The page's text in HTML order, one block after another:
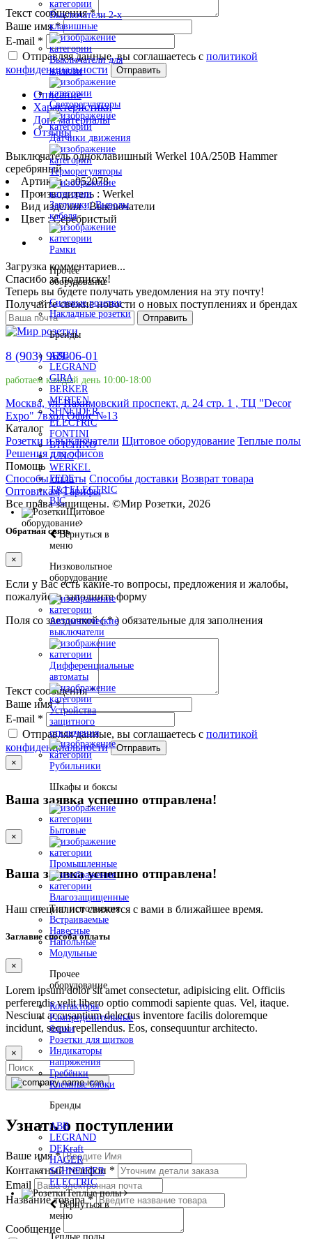
Выключатели 2-х
клавишные
Выключатели для
жалюзи
Светорегуляторы
Датчики движения
Терморегуляторы
Заглушки/ Выводы
кабеля
Рамки
Прочее
оборудование
Силовые розетки
Накладные розетки
Бренды
ABB
LEGRAND
GIRA
BERKER
MERTEN
SHNEIDER
ELECTRIC
FONTINI
BTICHINO
JUNG
WERKEL
FEDE
T&J ELECTRIC
BJC
Щитовое
оборудование
Вернуться в
меню
Низковольтное
оборудование
Автоматические
выключатели
Дифференциальные
автоматы
Устройства
защитного
отключения
Рубильники
Шкафы и боксы
Бытовые
Промышленные
Влагозащищенные
Тип исполнения
Встраиваемые
Навесные
Напольные
Модульные
Прочее
оборудование
Контакторы
Рампределительные
блоки
Розетки для щитков
Индикаторы
напряжения
Гребёнки
Клемные блоки
Бренды
ABB
LEGRAND
DEKraft
HAGER
SCHNEIDER
ELECTRIC
Теплые полы
Вернуться в
меню
Теплые полы
Текст сообщения*
Ваше имя*
E-mail *
Отправляя данные, вы соглашаетесь с политикой
конфиденциальности
Отправить
Описание
Характеристики
Доп. материалы
Отзывы
Выключатель одноклавишный Werkel 10A/250В Hammer
серебряный
Артикул : a052078
Производитель : Werkel
Вид изделия : Выключатели
Цвет : Серебристый
Загрузка комментариев...
Спасибо за подписку!
Теперь вы будете получать уведомления на эту почту!
Получайте свежие новости о новых поступлениях и брендах
Отправить
8 (903) 969-06-01
работаем каждый день 10:00-18:00
Москва, ул. Нахимовский проспект, д. 24 стр. 1 , ТЦ "Decor
Expo" 7вход Офис №13
Каталог
Розетки и выключатели Щитовое оборудование Теплые полы
Решения для офисов
Помощь
Способы оплаты Способы доставки Возврат товара
Оптовикам Тарифы
Все права защищены. ©Мир Розетки, 2026
Обратная связь
×
Если у Вас есть какие-то вопросы, предложения и жалобы,
пожалуйста заполните форму
Поля со звездочкой (*) обязательные для заполнения
Текст сообщения*
Ваше имя*
E-mail *
Отправляя данные, вы соглашаетесь с политикой
конфиденциальности
Отправить
×
Ваша заявка успешно отправлена!
×
Ваша заявка успешно отправлена!
Наш специалист свяжется с вами в ближайшее время.
Заглавие способа оплаты
×
Lorem ipsum dolor sit amet consectetur, adipisicing elit. Officiis
perferendis velit libero optio commodi sapiente quas. Vel, itaque.
Nesciunt accusantium delectus inventore facilis doloremque
incidunt, sequi repellendus. Eos, consequuntur architecto.
×
Узнать о поступлении
Ваше имя*
Контактный телефон *
Email
Название товара*
Сообщение